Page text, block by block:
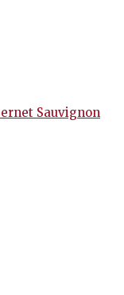
Sauvignon